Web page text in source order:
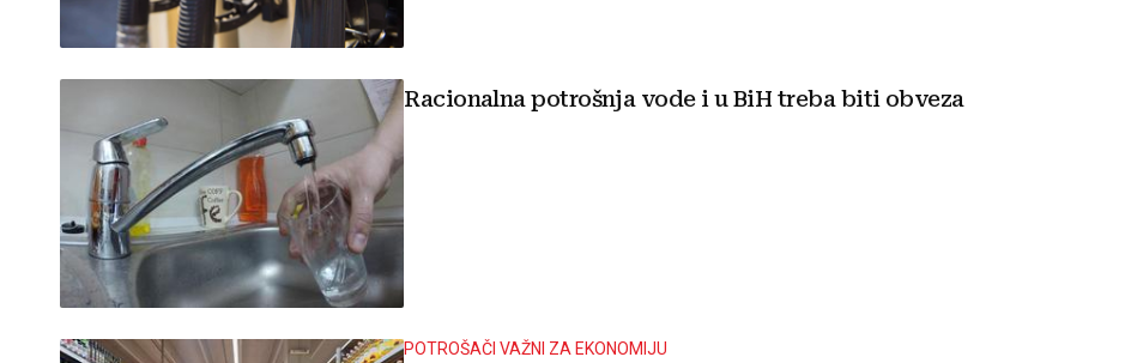
Racionalna potrošnja vode i u BiH treba biti obveza
POTROŠAČI VAŽNI ZA EKONOMIJU